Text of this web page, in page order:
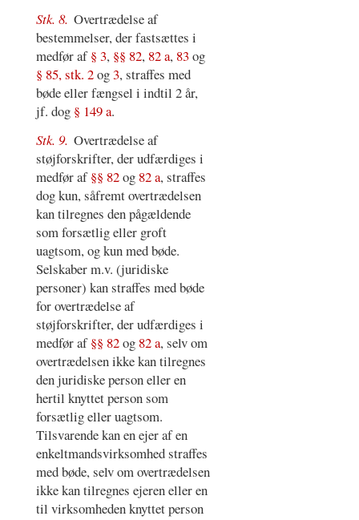
Stk. 8. Overtrædelse af
bestemmelser, der fastsættes i
medfør af§ 3, §§ 82, 82 a, 83og
§ 85, stk. 2og 3, straffes med
bøde eller fængsel i indtil 2 år,
jf. dog § 149 a.
Stk. 9. Overtrædelse af
støjforskrifter, der udfærdiges i
medfør af§§ 82og 82 a, straffes
dog kun, såfremt overtrædelsen
kan tilregnes den pågældende
som forsætlig eller groft
uagtsom, og kun med bøde.
Selskaber m.v. (juridiske
personer) kan straffes med bøde
for overtrædelse af
støjforskrifter, der udfærdiges i
medfør af§§ 82og 82 a, selv om
overtrædelsen ikke kan tilregnes
den juridiske person eller en
hertil knyttet person som
forsætlig eller uagtsom.
Tilsvarende kan en ejer af en
enkeltmandsvirksomhed straffes
med bøde, selv om overtrædelsen
ikke kan tilregnes ejeren eller en
til virksomheden knyttet person